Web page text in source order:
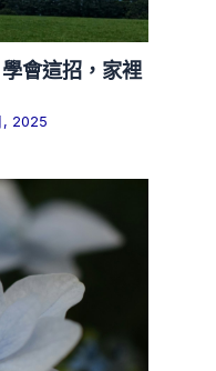
會這招，家裡
, 2025